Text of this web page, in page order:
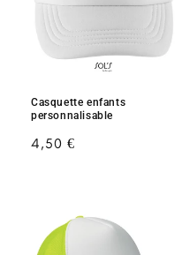
Casquette enfants
personnalisable
Prix
4,50 €